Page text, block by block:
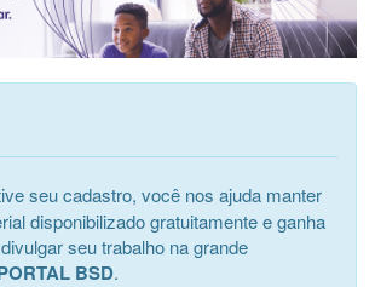
seu cadastro, você nos ajuda manter
disponibilizado gratuitamente e ganha
seu trabalho na grande
BSD.